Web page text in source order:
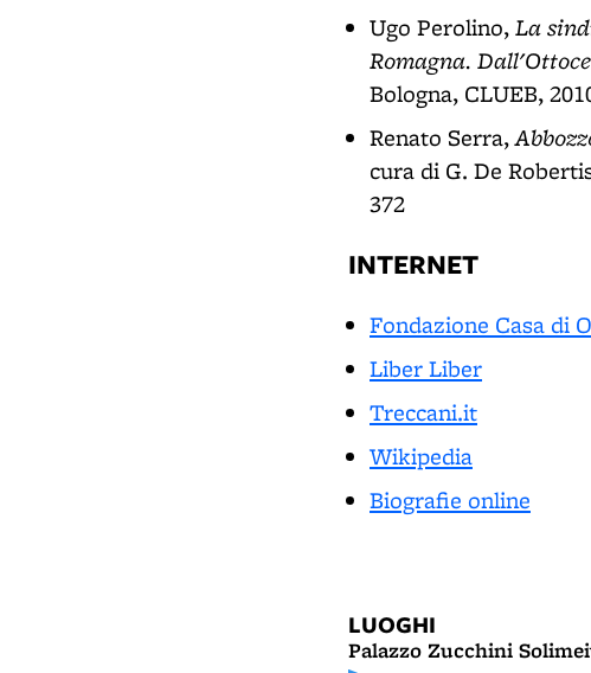
Ugo Perolino,La
Romagna.
Bologna, CLUEB,
Renato Serra,
cura di G. De
372
INTERNET
Fondazione Casa di
Liber Liber
Treccani.it
Wikipedia
Biografie online
LUOGHI
Palazzo Zucchini Solimei